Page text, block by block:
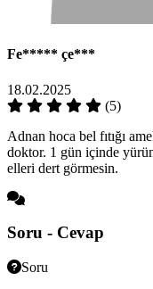
Fe***** çe***
18.02.2025
(5)
Adnan hoca bel fıtığı
doktor. 1 gün içinde
elleri dert görmesin.
Soru - Cevap
Soru